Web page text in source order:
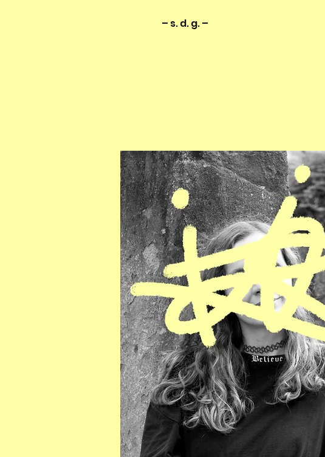
– s. d. g. –